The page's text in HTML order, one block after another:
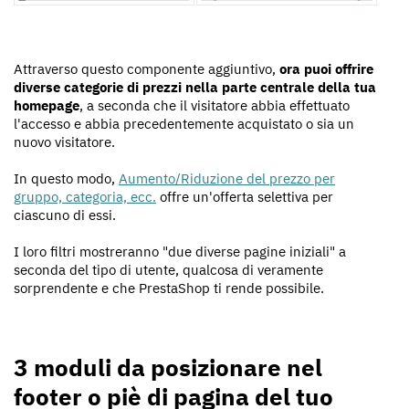
Attraverso questo componente aggiuntivo, ora puoi offrire
diverse categorie di prezzi nella parte centrale della tua
homepage, a seconda che il visitatore abbia effettuato
l'accesso e abbia precedentemente acquistato o sia un
nuovo visitatore.
In questo modo, Aumento/Riduzione del prezzo per
gruppo, categoria, ecc. offre un'offerta selettiva per
ciascuno di essi.
I loro filtri mostreranno "due diverse pagine iniziali" a
seconda del tipo di utente, qualcosa di veramente
sorprendente e che PrestaShop ti rende possibile.
3 moduli da posizionare nel
footer o piè di pagina del tuo